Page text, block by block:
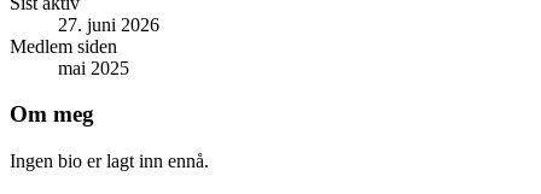
27. juni 2026
Medlem siden
mai 2025
Om meg
Ingen bio er lagt inn ennå.